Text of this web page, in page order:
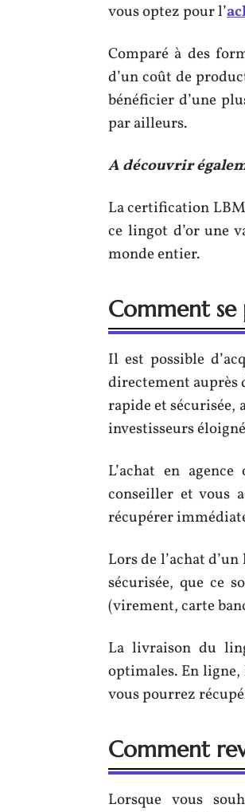
vous optez pour l’
Comparé à des
d’un coût de
bénéficier d’une
par ailleurs.
A découvrir
La certification
ce lingot d’or une
monde entier.
Comment
Il est possible
directement auprès
rapide et sécurisée,
investisseurs
L’achat en
conseiller et vous
récupérer
Lors de l’achat
sécurisée, que ce
(virement, carte
La livraison du
optimales. En ligne,
vous pourrez
Comment
Lorsque vous